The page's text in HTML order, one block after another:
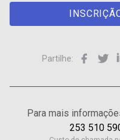
Partilhe:
Para mais
253 510